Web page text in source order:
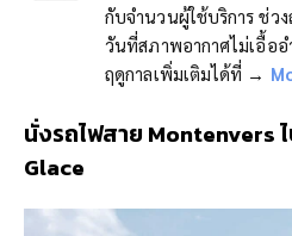
กับจำนวนผู้ใช้บริการ ช่ว
วันที่สภาพอากาศไม่เอื้อ
ฤดูกาลเพิ่มเติมได้ที่ →
นั่งรถไฟสาย Montenvers
Glace